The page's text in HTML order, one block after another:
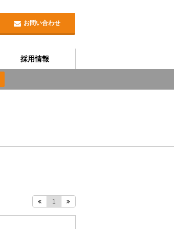
お問い合わせ
採用情報
1